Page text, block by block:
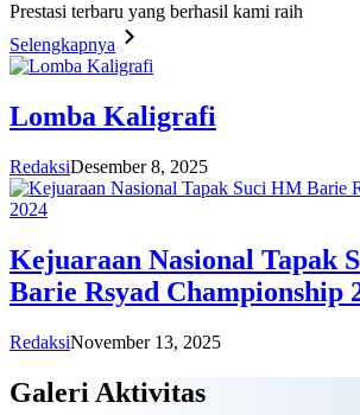
Prestasi terbaru yang berhasil kami raih
Selengkapnya
Lomba Kaligrafi
RedaksiDesember 8, 2025
Kejuaraan Nasional Tapak
Barie Rsyad Championship
RedaksiNovember 13, 2025
Galeri Aktivitas